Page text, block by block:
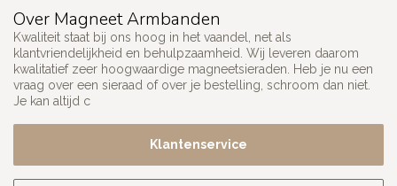
Over Magneet Armbanden
Kwaliteit staat bij ons hoog in het vaandel, net als
klantvriendelijkheid en behulpzaamheid. Wij leveren daarom
kwalitatief zeer hoogwaardige magneetsieraden. Heb je nu een
vraag over een sieraad of over je bestelling, schroom dan niet.
Je kan altijd c
Klantenservice